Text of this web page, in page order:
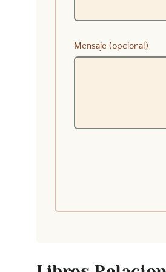
Mensaje (opcional)